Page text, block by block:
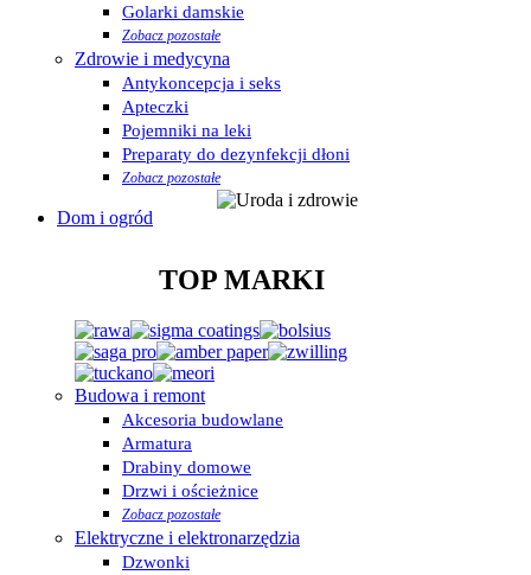
Golarki damskie
Zobacz pozostałe
Zdrowie i medycyna
Antykoncepcja i seks
Apteczki
Pojemniki na leki
Preparaty do dezynfekcji dłoni
Zobacz pozostałe
Dom i ogród
TOP MARKI
Budowa i remont
Akcesoria budowlane
Armatura
Drabiny domowe
Drzwi i ościeżnice
Zobacz pozostałe
Elektryczne i elektronarzędzia
Dzwonki